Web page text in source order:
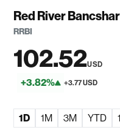
Red River
RRBI
102.52USD
+3.82% +3.77 USD
1D 1M 3M YTD